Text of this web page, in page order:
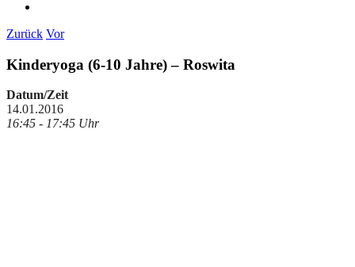
Zurück Vor
Kinderyoga (6-10 Jahre) – Roswita
Datum/Zeit
14.01.2016
16:45 - 17:45 Uhr